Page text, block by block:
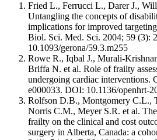
Fried L., Ferrucci L., Darer J.,
Untangling the concepts of
implications for improved
Biol. Sci. Med. Sci. 2004; 59 (3):
10.1093/gerona/59.3.m255
Rowe R., Iqbal J., Murali-
Briffa N. et al. Role of frailty
undergoing cardiac interventions.
е000033. DOI: 10.1136/openhrt-
Rolfson D.B., Montgomery C.L.,
Norris C.M., Meyer S.R. et al.
frailty on the clinical and cost
surgery in Alberta, Canada: a